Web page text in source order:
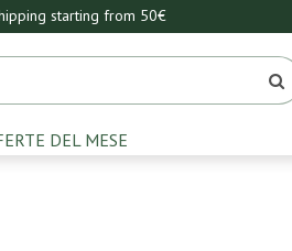
starting from 50€
DEL MESE